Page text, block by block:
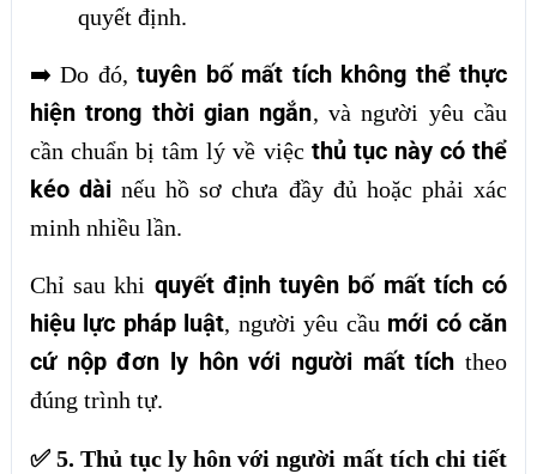
quyết định.
➡️ Do đó,tuyên bố mất tích không thể thực
hiện trong thời gian ngắn, và người yêu cầu
cần chuẩn bị tâm lý về việc thủ tục này có thể
kéo dài nếu hồ sơ chưa đầy đủ hoặc phải xác
minh nhiều lần.
Chỉ sau khi quyết định tuyên bố mất tích có
hiệu lực pháp luật, người yêu cầu mới có căn
cứ nộp đơn ly hôn với người mất tích theo
đúng trình tự.
✅ 5. Thủ tục ly hôn với người mất tích chi tiết